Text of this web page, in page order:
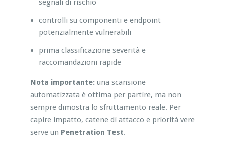
segnali di rischio
controlli su componenti e endpoint
potenzialmente vulnerabili
prima classificazione severità e
raccomandazioni rapide
Nota importante: una scansione
automatizzata è ottima per partire, ma non
sempre dimostra lo sfruttamento reale. Per
capire impatto, catene di attacco e priorità vere
serve un Penetration Test.